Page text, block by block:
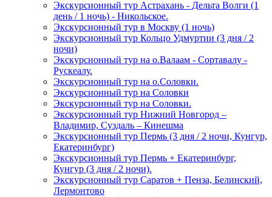
Экскурсионный тур Астрахань - Дельта Волги (1
день / 1 ночь) - Никольское.
Экскурсионный тур в Москву (1 ночь)
Экскурсионный тур Кольцо Удмуртии (3 дня / 2
ночи)
Экскурсионный тур на о.Валаам - Сортавалу -
Рускеалу.
Экскурсионный тур на о.Соловки.
Экскурсионный тур на Соловки
Экскурсионный тур на Соловки.
Экскурсионный тур Нижний Новгород –
Владимир, Суздаль – Кинешма
Экскурсионный тур Пермь (3 дня / 2 ночи, Кунгур,
Екатеринбург)
Экскурсионный тур Пермь + Екатеринбург,
Кунгур (3 дня / 2 ночи).
Экскурсионный тур Саратов + Пенза, Белинский,
Лермонтово